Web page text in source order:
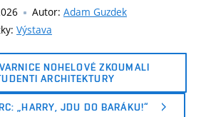
Autor: Adam Guzdek
Výstava
NOHELOVÉ ZKOUMALI
ARCHITEKTURY
„HARRY, JDU DO BARÁKU!“